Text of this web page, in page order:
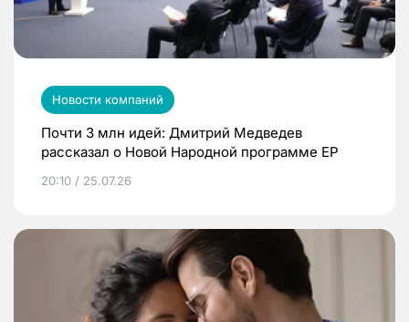
Новости компаний
Почти 3 млн идей: Дмитрий Медведев
рассказал о Новой Народной программе ЕР
20:10 / 25.07.26